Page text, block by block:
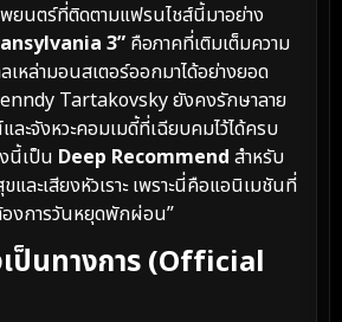
ยนตร์ที่ติดตามแฟรนไชส์นี้มาอย่าง
3” คือภาคที่เติมเต็มความ
เหล่ามอนสเตอร์ออกมาได้อย่างยอด
Tartakovsky ยังคงรักษาลาย
ะจังหวะคอมเมดี้ที่เฉียบคมไว้ได้ครบ
นี้เป็น Deep Recommend สำหรับ
ละเสียงหัวเราะ เพราะนี่คือแอนิเมชันที่
งการวันหยุดพักผ่อน”
เป็นทางการ (Official